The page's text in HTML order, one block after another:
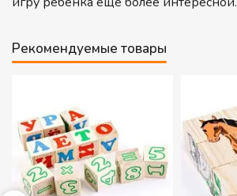
Рекомендуемые товары